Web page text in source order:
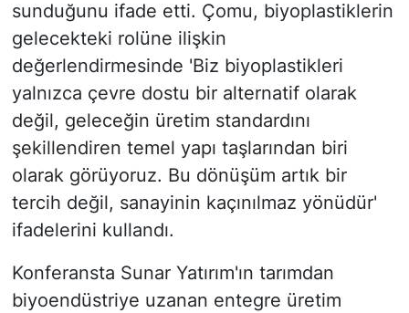
sunduğunu ifade etti. Çomu, biyoplastiklerin
gelecekteki rolüne ilişkin
değerlendirmesinde 'Biz biyoplastikleri
yalnızca çevre dostu bir alternatif olarak
değil, geleceğin üretim standardını
şekillendiren temel yapı taşlarından biri
olarak görüyoruz. Bu dönüşüm artık bir
tercih değil, sanayinin kaçınılmaz yönüdür'
ifadelerini kullandı.
Konferansta Sunar Yatırım'ın tarımdan
biyoendüstriye uzanan entegre üretim